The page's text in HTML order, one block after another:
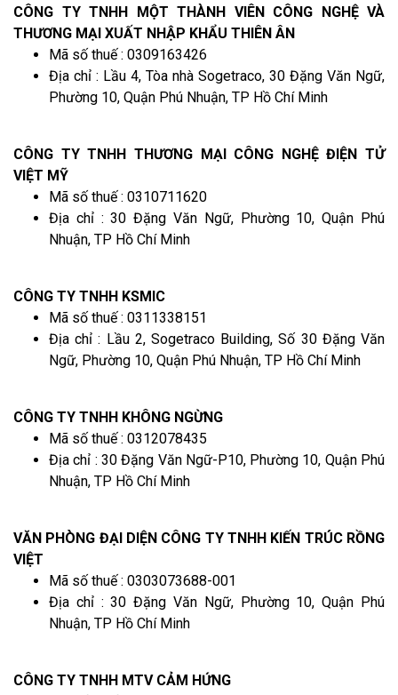
CÔNG TY TNHH MỘT THÀNH VIÊN CÔNG NGHỆ VÀ
THƯƠNG MẠI XUẤT NHẬP KHẨU THIÊN ÂN
Mã số thuế : 0309163426
Địa chỉ : Lầu 4, Tòa nhà Sogetraco, 30 Đặng Văn Ngữ,
Phường 10, Quận Phú Nhuận, TP Hồ Chí Minh
CÔNG TY TNHH THƯƠNG MẠI CÔNG NGHỆ ĐIỆN TỬ
VIỆT MỸ
Mã số thuế : 0310711620
Địa chỉ : 30 Đặng Văn Ngữ, Phường 10, Quận Phú
Nhuận, TP Hồ Chí Minh
CÔNG TY TNHH KSMIC
Mã số thuế : 0311338151
Địa chỉ : Lầu 2, Sogetraco Building, Số 30 Đặng Văn
Ngữ, Phường 10, Quận Phú Nhuận, TP Hồ Chí Minh
CÔNG TY TNHH KHÔNG NGỪNG
Mã số thuế : 0312078435
Địa chỉ : 30 Đặng Văn Ngữ-P10, Phường 10, Quận Phú
Nhuận, TP Hồ Chí Minh
VĂN PHÒNG ĐẠI DIỆN CÔNG TY TNHH KIẾN TRÚC RỒNG
VIỆT
Mã số thuế : 0303073688-001
Địa chỉ : 30 Đặng Văn Ngữ, Phường 10, Quận Phú
Nhuận, TP Hồ Chí Minh
CÔNG TY TNHH MTV CẢM HỨNG